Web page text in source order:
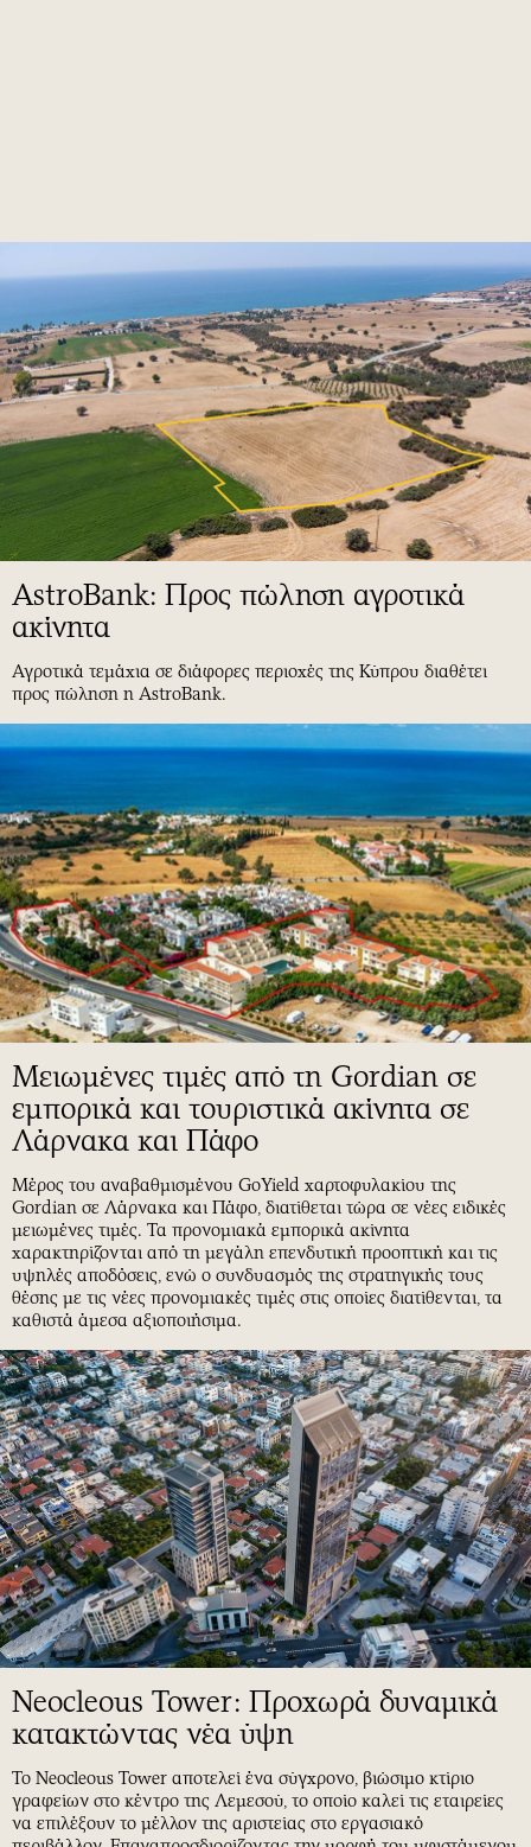
AstroBank: Προς πώληση αγροτικά
ακίνητα
Αγροτικά τεμάχια σε διάφορες περιοχές της Κύπρου διαθέτει
προς πώληση η AstroBank.
Μειωμένες τιμές από τη Gordian σε
εμπορικά και τουριστικά ακίνητα σε
Λάρνακα και Πάφο
Μέρος του αναβαθμισμένου GoYield χαρτοφυλακίου της
Gordian σε Λάρνακα και Πάφο, διατίθεται τώρα σε νέες ειδικές
μειωμένες τιμές. Τα προνομιακά εμπορικά ακίνητα
χαρακτηρίζονται από τη μεγάλη επενδυτική προοπτική και τις
υψηλές αποδόσεις, ενώ ο συνδυασμός της στρατηγικής τους
θέσης με τις νέες προνομιακές τιμές στις οποίες διατίθενται, τα
καθιστά άμεσα αξιοποιήσιμα.
Neocleous Tower: Προχωρά δυναμικά
κατακτώντας νέα ύψη
Το Neocleous Tower αποτελεί ένα σύγχρονο, βιώσιμο κτίριο
γραφείων στο κέντρο της Λεμεσού, το οποίο καλεί τις εταιρείες
να επιλέξουν το μέλλον της αριστείας στο εργασιακό